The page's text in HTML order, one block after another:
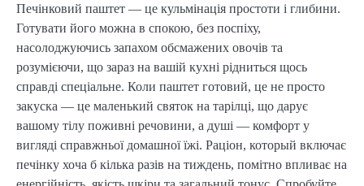
Печінковий паштет — це кульмінація простоти і глибини.
Готувати його можна в спокою, без поспіху,
насолоджуючись запахом обсмажених овочів та
розумієючи, що зараз на вашій кухні рідниться щось
справді спеціальне. Коли паштет готовий, це не просто
закуска — це маленький святок на тарілці, що дарує
вашому тілу поживні речовини, а душі — комфорт у
вигляді справжньої домашної їжі. Раціон, который включає
печінку хоча б кілька разів на тиждень, помітно впливає на